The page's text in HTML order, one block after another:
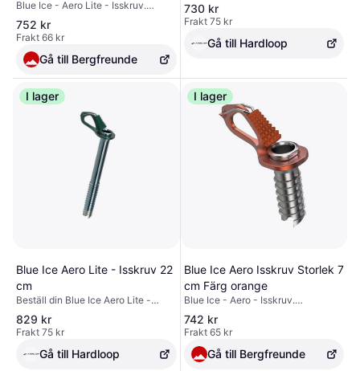
Blue Ice - Aero Lite - Isskruv.
Materialtyp: aluminium|Materialtyp:
rostfritt stål|Övrig materialinfo:
aluminium body with steel tip|Mått
(yttre): 10 cm (red), 13 cm (yellow),
16 cm (blue), 19 cm (grey), 22 cm
(green)
752 kr
Frakt 66 kr
Gå till Bergfreunde
frakt & returer ✓ Expertråd
730 kr
Frakt 75 kr
Gå till Hardloop
I lager
Blue Ice Aero Lite - Isskruv 22
cm
Beställ din Blue Ice Aero Lite -
Isskruv 22 cm -utrustning på
Hardloop ✓ Fri frakt & returer ✓
Expertråd
829 kr
Frakt 75 kr
Gå till Hardloop
I lager
Blue Ice Aero Isskruv Storlek 7
cm Färg orange
Blue Ice - Aero - Isskruv.
Materialtyp: aluminium|Materialtyp:
stål|Mått (yttre): 7 cm (orange); 10
cm (röd); 13 cm (gul); 16 cm (blå);
19 cm (grå); 22 cm (grön)|Övriga
angivelser: spets med tre piggar
742 kr
Frakt 65 kr
Gå till Bergfreunde